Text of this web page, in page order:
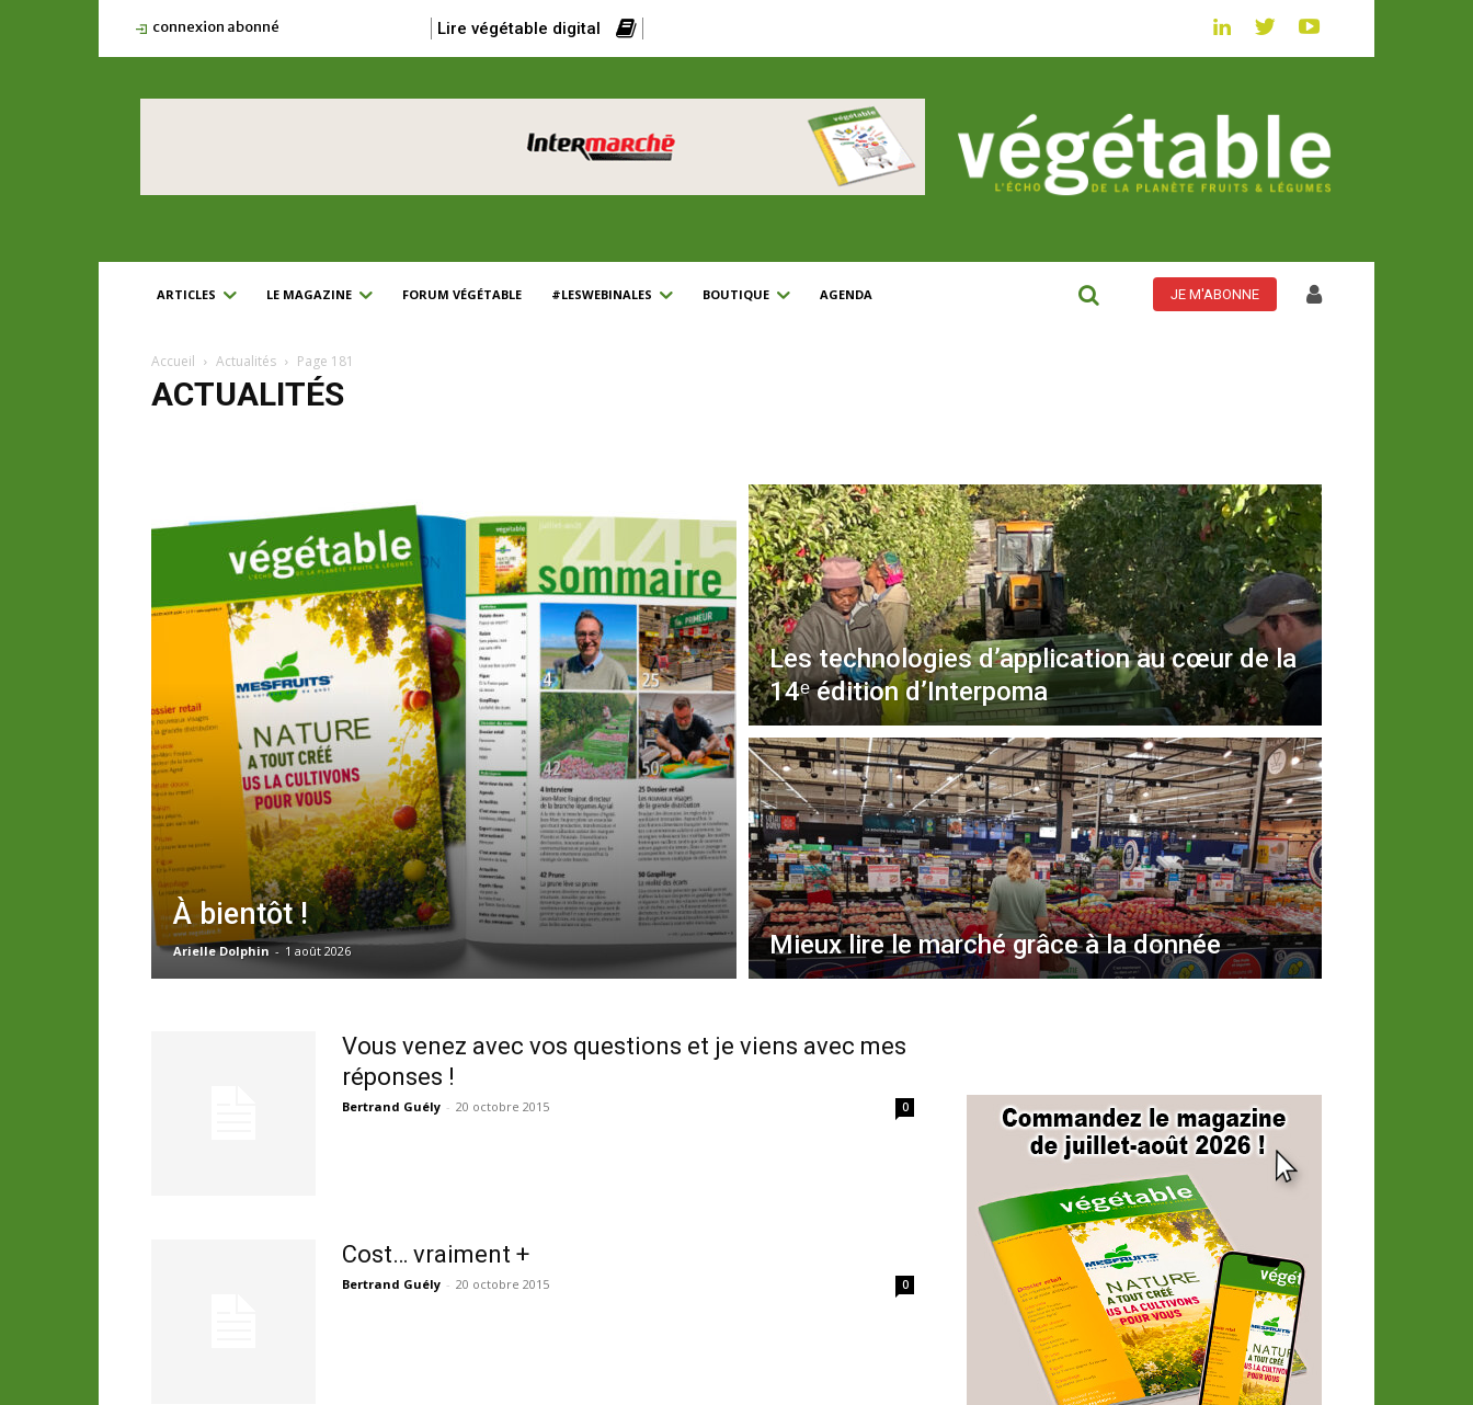
connexion abonné Lire végétable digital
ARTICLES LE MAGAZINE FORUM VÉGÉTABLE #LESWEBINALES BOUTIQUE AGENDA JE M'ABONNE
Accueil Actualités Page 181
ACTUALITÉS
À bientôt !
Arielle Dolphin - 1 août 2026
Les technologies d’application au cœur de la
14ᵉ édition d’Interpoma
Mieux lire le marché grâce à la donnée
Vous venez avec vos questions et je viens avec mes
réponses !
Bertrand Guély - 20 octobre 2015 0
Cost… vraiment +
Bertrand Guély - 20 octobre 2015 0